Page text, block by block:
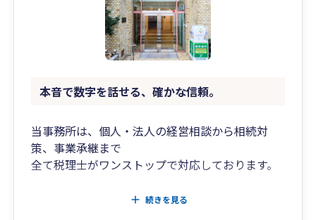
本音で数字を話せる、確かな信頼。
当事務所は、個人・法人の経営相談から相続対
策、事業承継まで
全て税理士がワンストップで対応しております。
経営者、資産家にとって税理士は欠かせない存在
続きを見る